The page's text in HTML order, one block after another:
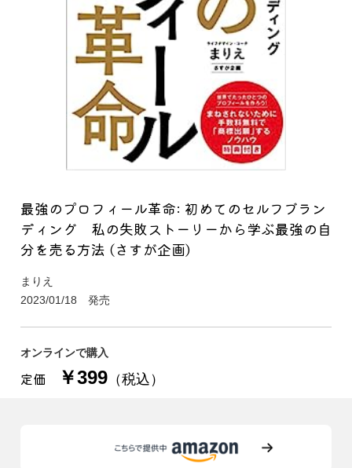
最強のプロフィール革命: 初めてのセルフブラン
ディング 私の失敗ストーリーから学ぶ最強の自
分を売る方法 (さすが企画)
まりえ
2023/01/18 発売
オンラインで購入
定価 ￥399 （税込）